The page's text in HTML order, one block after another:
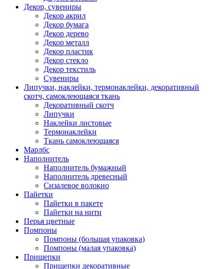
Декор, сувениры
Декор акрил
Декор бумага
Декор дерево
Декор металл
Декор пластик
Декор стекло
Декор текстиль
Сувениры
Липучки, наклейки, термонаклейки, декоративный
скотч, самоклеющаяся ткань
Декоративный скотч
Липучки
Наклейки листовые
Термонаклейки
Ткань самоклеющаяся
Марлбс
Наполнитель
Наполнитель бумажный
Наполнитель древесный
Сизалевое волокно
Пайетки
Пайетки в пакете
Пайетки на нити
Перья цветные
Помпоны
Помпоны (большая упаковка)
Помпоны (малая упаковка)
Прищепки
Прищепки декоративные